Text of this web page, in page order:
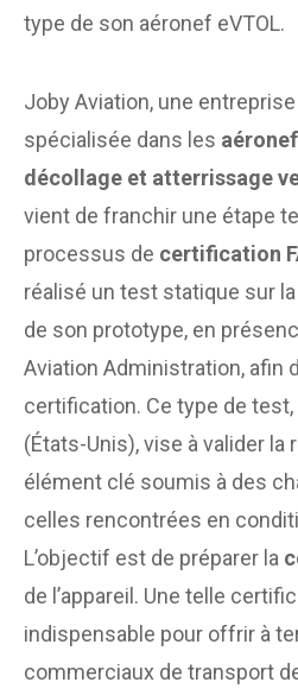
type de son aéronef eVTOL.
Joby Aviation, une
spécialisée dans les
décollage et atterrissage
vient de franchir une étape
processus de certification
réalisé un test statique sur la
de son prototype, en
Aviation Administration, afin
certification. Ce type de test,
(États-Unis), vise à valider la
élément clé soumis à des
celles rencontrées en
L’objectif est de préparer la
de l’appareil. Une telle
indispensable pour offrir à
commerciaux de transport